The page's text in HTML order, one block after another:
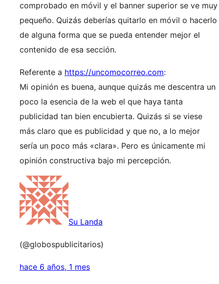
comprobado en móvil y el banner superior se ve muy
pequeño. Quizás deberías quitarlo en móvil o hacerlo
de alguna forma que se pueda entender mejor el
contenido de esa sección.
Referente a https://uncomocorreo.com:
Mi opinión es buena, aunque quizás me descentra un
poco la esencia de la web el que haya tanta
publicidad tan bien encubierta. Quizás si se viese
más claro que es publicidad y que no, a lo mejor
sería un poco más «clara». Pero es únicamente mi
opinión constructiva bajo mi percepción.
Su Landa
(@globospublicitarios)
hace 6 años, 1 mes